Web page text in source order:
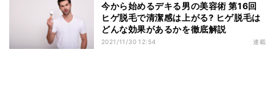
今から始めるデキる男の美容術 第16回
ヒゲ脱毛で清潔感は上がる? ヒゲ脱毛は
どんな効果があるかを徹底解説
2021/11/30 12:54 連載